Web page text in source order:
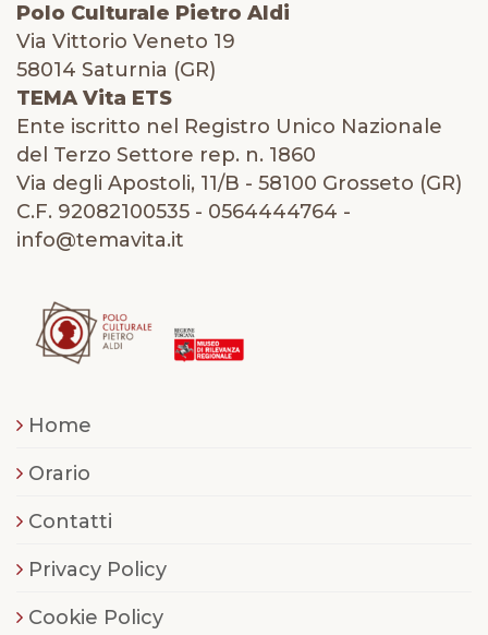
Polo Culturale Pietro Aldi
Via Vittorio Veneto 19
58014 Saturnia (GR)
TEMA Vita ETS
Ente iscritto nel Registro Unico Nazionale
del Terzo Settore rep. n. 1860
Via degli Apostoli, 11/B - 58100 Grosseto (GR)
C.F. 92082100535 - 0564444764 -
info@temavita.it
Home
Orario
Contatti
Privacy Policy
Cookie Policy